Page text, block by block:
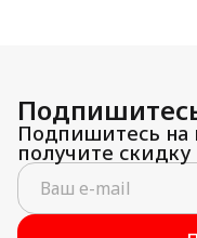
Подпишитесь на
получите